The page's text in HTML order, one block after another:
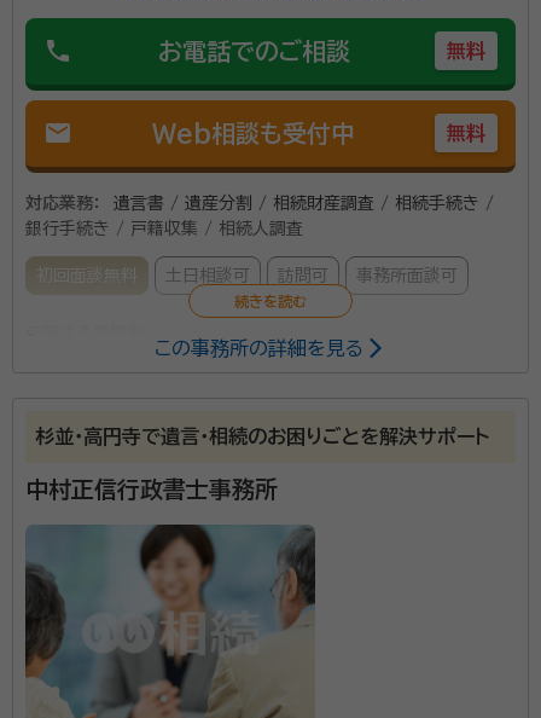
phone お電話でのご相談 無料
mail Web相談も受付中 無料
対応業務：
遺言書 / 遺産分割 / 相続財産調査 / 相続手続き /
銀行手続き / 戸籍収集 / 相続人調査
初回面談無料 土日相談可 訪問可 事務所面談可
症サポーター等
当事務所は遺言書作成サポート、遺産分割協議書の作成
などを行なっているほか、CFP/1級ファイナンシャル・
プランニング技能士の資格を持つ行政書士として、 ◆
おひとりさま・子供のいない夫婦の終活準備 ◆介護費
用・相続・遺言作成 ◆介護を想定したファイナンシャル・
プランニング（資金計画）業務 などを行っているのが特
徴です。 ご心配事がありましたら、まずはお気軽にご相
資格等：
行政書士、CFP、1級ファイナンシャル・プランニング技能
士、日商簿記2級、事業再生アドバイザー、認知症サポータ
ー等
この事務所の詳細を見る
杉並・高円寺で遺言・相続のお困りごとを解決サポート
中村正信行政書士事務所